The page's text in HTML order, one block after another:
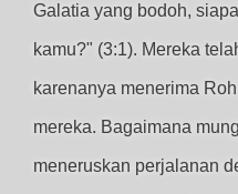
Galatia yang bodoh,
kamu?" (3:1). Mereka
karenanya menerima
mereka. Bagaimana
meneruskan perjalanan